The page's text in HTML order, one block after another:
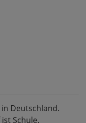
Deutschland.
Schule.